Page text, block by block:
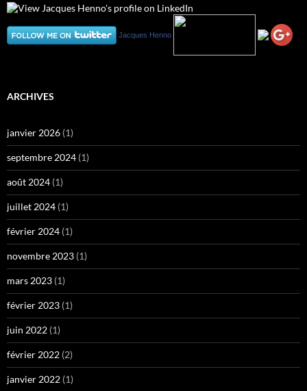
Jacques Henno
ARCHIVES
janvier 2026 (1)
septembre 2024 (1)
août 2024 (1)
juillet 2024 (1)
février 2024 (1)
novembre 2023 (1)
mars 2023 (1)
février 2023 (1)
juin 2022 (1)
février 2022 (2)
janvier 2022 (1)